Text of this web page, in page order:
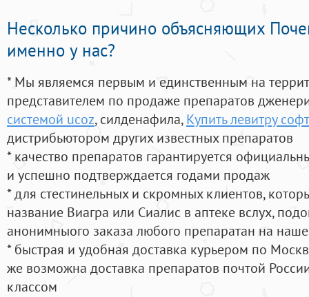
Несколько причино объясняющих
именно у нас?
* Мы являемся первым и единственным на
представителем по продаже препаратов
системой ucoz, силденафила, Купить левитру
дистрибьютором других известных препаратов
* качество препаратов гарантируется
и успешно подтверждается годами продаж
* для стестинельных и скромных клиентов,
название Виагра или Сиалис в аптеке вслух,
анонимныого заказа любого препаратан на
* быстрая и удобная доставка курьером по
же возможна доставка препаратов почтой
классом